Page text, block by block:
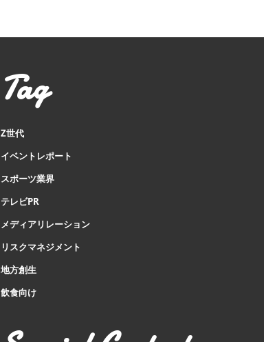
Tag
Z世代
イベントレポート
スポーツ業界
テレビPR
メディアリレーション
リスクマネジメント
地方創生
飲食向け